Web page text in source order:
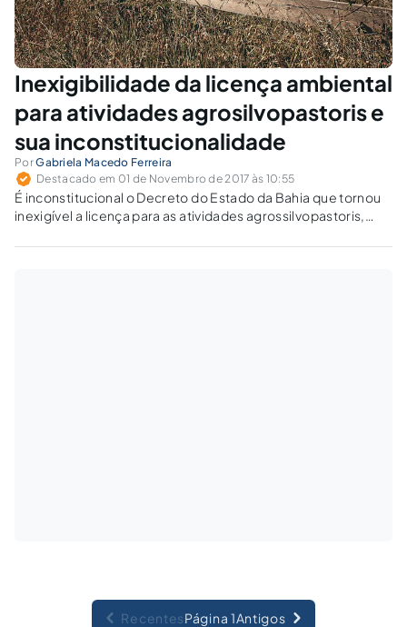
Inexigibilidade da licença ambiental
para atividades agrosilvopastoris e
sua inconstitucionalidade
PorGabriela Macedo Ferreira
Destacado em 01 de Novembro de 2017 às 10:55
É inconstitucional o Decreto do Estado da Bahia que tornou
inexigível a licença para as atividades agrossilvopastoris,
interesses políticos escusos.
RecentesPágina 1Antigos